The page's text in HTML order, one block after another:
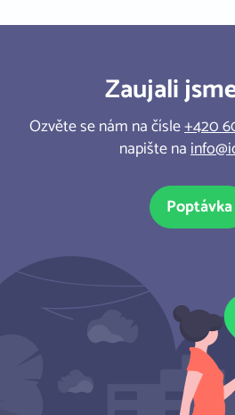
Zaujali
Ozvěte se nám na čísle+420
napište na
Poptávka